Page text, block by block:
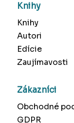
Knihy
Knihy
Autori
Edície
Zaujímavosti
Zákazníci
Obchodné
GDPR